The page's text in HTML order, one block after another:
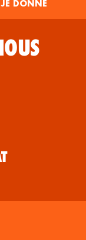
JE DONNE